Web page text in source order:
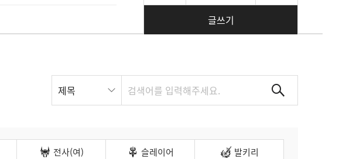
글쓰기
스
트
색
제목
전사(여) 슬레이어
발키리